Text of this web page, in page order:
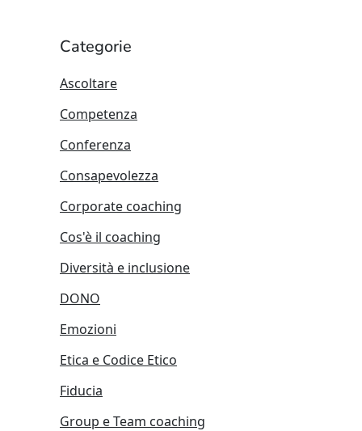
Categorie
Ascoltare
Competenza
Conferenza
Consapevolezza
Corporate coaching
Cos'è il coaching
Diversità e inclusione
DONO
Emozioni
Etica e Codice Etico
Fiducia
Group e Team coaching